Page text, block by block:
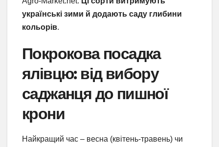
українські зими й додають саду глибини
кольорів.
Покрокова посадка
ялівцю: від вибору
саджанця до пишної
крони
Найкращий час – весна (квітень-травень) чи